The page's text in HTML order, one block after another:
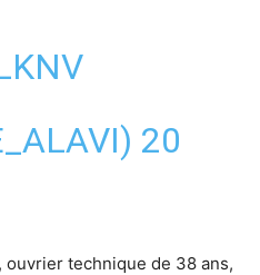
20
ouvrier technique de 38 ans,